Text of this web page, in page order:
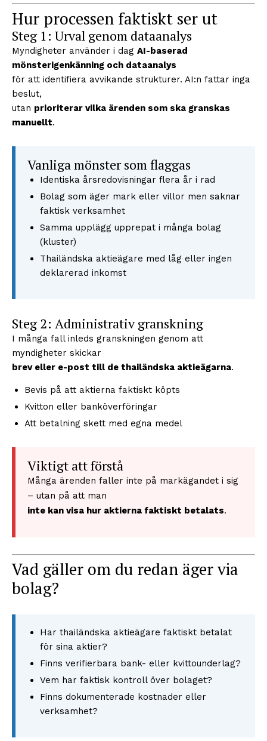
Hur processen faktiskt ser ut
Steg 1: Urval genom dataanalys
Myndigheter använder i dag AI-baserad
mönsterigenkänning och dataanalys
för att identifiera avvikande strukturer. AI:n fattar inga
beslut,
utan prioriterar vilka ärenden som ska granskas
manuellt.
Vanliga mönster som flaggas
Identiska årsredovisningar flera år i rad
Bolag som äger mark eller villor men saknar
faktisk verksamhet
Samma upplägg upprepat i många bolag
(kluster)
Thailändska aktieägare med låg eller ingen
deklarerad inkomst
Steg 2: Administrativ granskning
I många fall inleds granskningen genom att
myndigheter skickar
brev eller e-post till de thailändska aktieägarna.
Bevis på att aktierna faktiskt köpts
Kvitton eller banköverföringar
Att betalning skett med egna medel
Viktigt att förstå
Många ärenden faller inte på markägandet i sig
– utan på att man
inte kan visa hur aktierna faktiskt betalats.
Vad gäller om du redan äger via
bolag?
Har thailändska aktieägare faktiskt betalat
för sina aktier?
Finns verifierbara bank- eller kvittounderlag?
Vem har faktisk kontroll över bolaget?
Finns dokumenterade kostnader eller
verksamhet?